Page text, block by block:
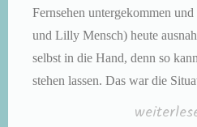
Fernsehen untergekommen
und Lilly Mensch) heute
selbst in die Hand, denn so
stehen lassen. Das war die
„Kleine